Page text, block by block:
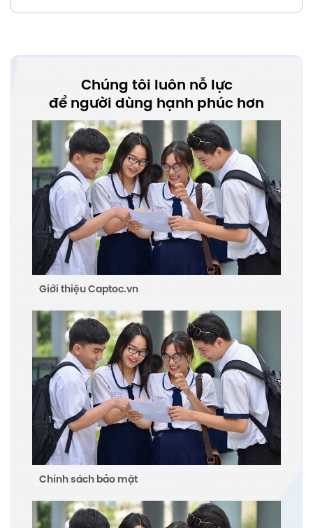
Chúng tôi luôn nỗ lực
để người dùng hạnh phúc hơn
Giới thiệu Captoc.vn
Chính sách bảo mật